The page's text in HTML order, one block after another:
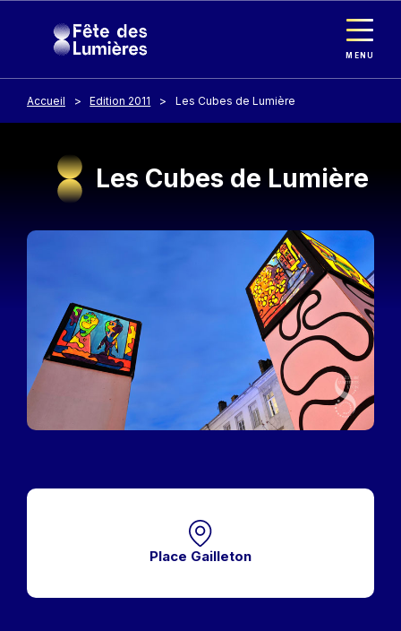
MENU
Accueil Edition 2011 Les Cubes de Lumière
Les Cubes de Lumière
Image
Place Gailleton